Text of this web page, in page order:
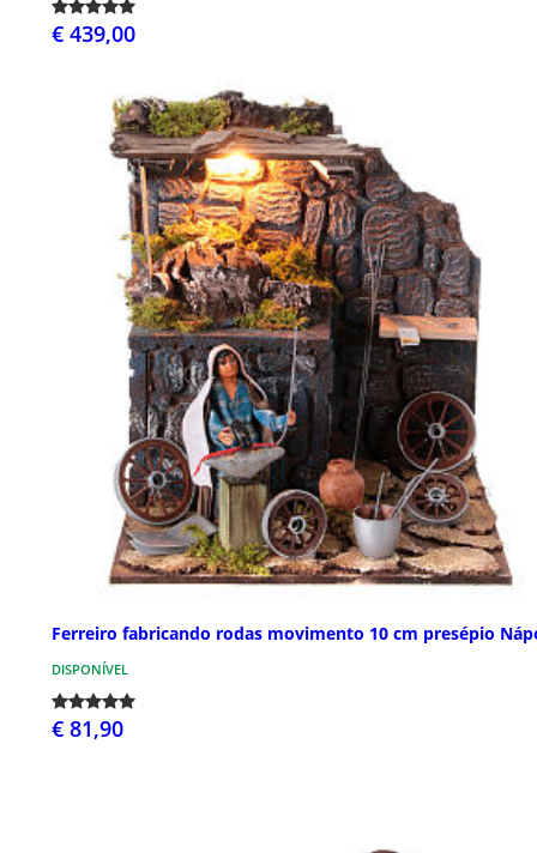
€ 439,00
Ferreiro fabricando rodas movimento 10 cm presépio
DISPONÍVEL
€ 81,90